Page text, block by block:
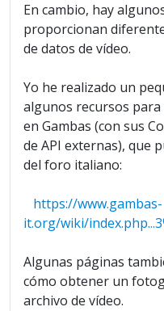
En cambio, hay
proporcionan
de datos de vídeo.
Yo he realizado un
algunos recursos
en Gambas (con sus
de API externas), que
del foro italiano:
https://www.gambas-
it.org/wiki/
Algunas páginas
cómo obtener un
archivo de vídeo.